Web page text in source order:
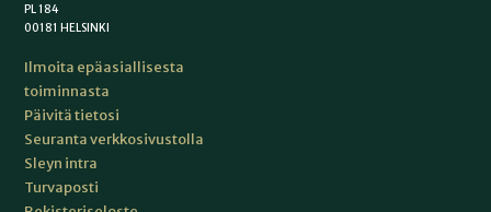
PL 184
00181 HELSINKI
Ilmoita epäasiallisesta
toiminnasta
Päivitä tietosi
Seuranta verkkosivustolla
Sleyn intra
Turvaposti